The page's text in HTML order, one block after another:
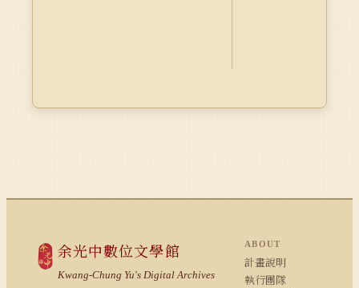
余光中數位文學館
Kwang-Chung Yu's Digital Archives
ABOUT
計畫說明
執行團隊